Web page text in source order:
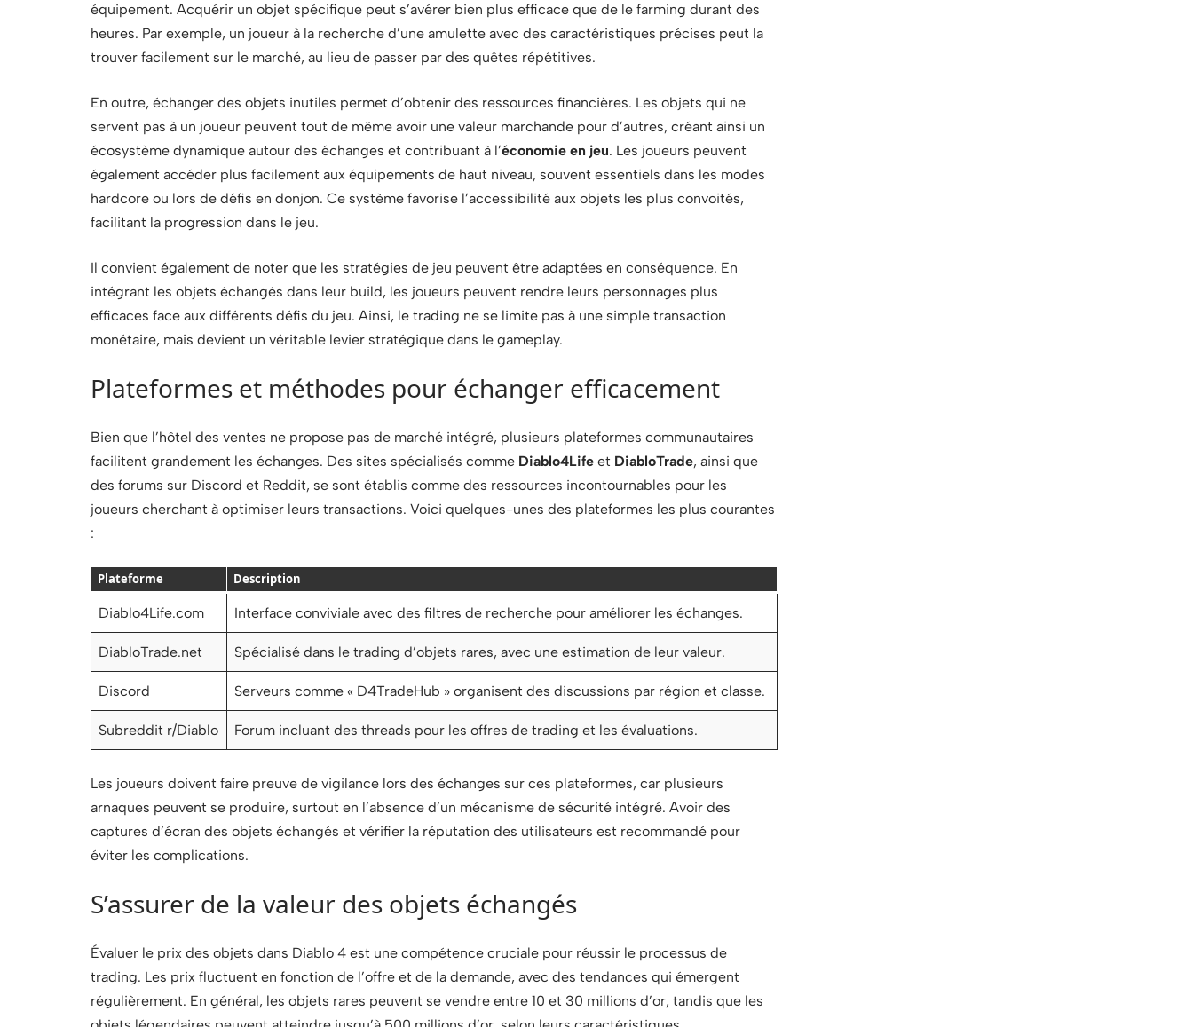
équipement. Acquérir un objet spécifique peut s’avérer bien plus efficace que de le farming durant des
heures. Par exemple, un joueur à la recherche d’une amulette avec des caractéristiques précises peut la
trouver facilement sur le marché, au lieu de passer par des quêtes répétitives.
En outre, échanger des objets inutiles permet d’obtenir des ressources financières. Les objets qui ne
servent pas à un joueur peuvent tout de même avoir une valeur marchande pour d’autres, créant ainsi un
écosystème dynamique autour des échanges et contribuant à l’économie en jeu. Les joueurs peuvent
également accéder plus facilement aux équipements de haut niveau, souvent essentiels dans les modes
hardcore ou lors de défis en donjon. Ce système favorise l’accessibilité aux objets les plus convoités,
facilitant la progression dans le jeu.
Il convient également de noter que les stratégies de jeu peuvent être adaptées en conséquence. En
intégrant les objets échangés dans leur build, les joueurs peuvent rendre leurs personnages plus
efficaces face aux différents défis du jeu. Ainsi, le trading ne se limite pas à une simple transaction
monétaire, mais devient un véritable levier stratégique dans le gameplay.
Plateformes et méthodes pour échanger efficacement
Bien que l’hôtel des ventes ne propose pas de marché intégré, plusieurs plateformes communautaires
facilitent grandement les échanges. Des sites spécialisés comme Diablo4Life et DiabloTrade, ainsi que
des forums sur Discord et Reddit, se sont établis comme des ressources incontournables pour les
joueurs cherchant à optimiser leurs transactions. Voici quelques-unes des plateformes les plus courantes
:
Plateforme Description
Diablo4Life.com Interface conviviale avec des filtres de recherche pour améliorer les échanges.
DiabloTrade.net Spécialisé dans le trading d’objets rares, avec une estimation de leur valeur.
Discord Serveurs comme « D4TradeHub » organisent des discussions par région et classe.
Subreddit r/Diablo Forum incluant des threads pour les offres de trading et les évaluations.
Les joueurs doivent faire preuve de vigilance lors des échanges sur ces plateformes, car plusieurs
arnaques peuvent se produire, surtout en l’absence d’un mécanisme de sécurité intégré. Avoir des
captures d’écran des objets échangés et vérifier la réputation des utilisateurs est recommandé pour
éviter les complications.
S’assurer de la valeur des objets échangés
Évaluer le prix des objets dans Diablo 4 est une compétence cruciale pour réussir le processus de
trading. Les prix fluctuent en fonction de l’offre et de la demande, avec des tendances qui émergent
régulièrement. En général, les objets rares peuvent se vendre entre 10 et 30 millions d’or, tandis que les